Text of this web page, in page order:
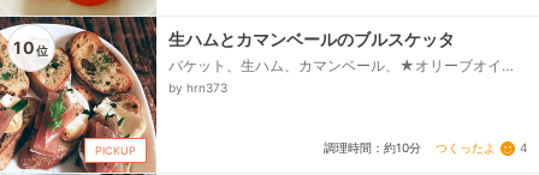
10位
PICKUP
生ハムとカマンベールのブルスケッタ
バケット、生ハム、カマンベール、★オリーブオイ
ル、★粉末バジル、★塩
by hrn373
調理時間：約10分 つくったよ 4